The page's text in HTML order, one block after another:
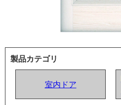
製品カテゴリ
室内ドア